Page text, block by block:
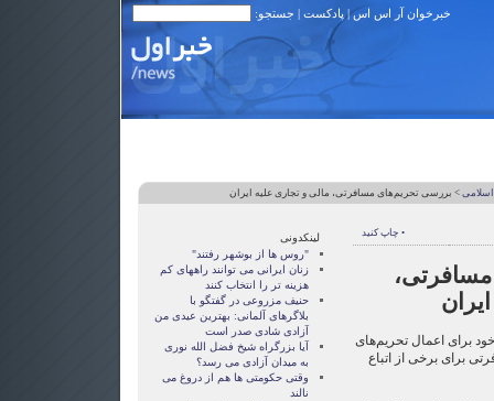
خبرخوان آر اس اس| پادکست | جستجو:
> بررسی تحریم‌های مسافرتی، مالی و تجاری علیه ایران
• چاپ کنید
برای اعمال تحریم‌های
برای برخی از اتباع
لینکدونی
"روس ها از بوشهر رفتند"
زنان ايرانی می توانند راههای کم
هزينه تر را انتخاب کنند
حنیف مزروعی در گفتگو با
بلاگرهای آلمانی: بهترین عیدی من
آزادی شادی صدر است
آيا بزرگراه شيخ فضل الله نوری
به ميدان آزادی می رسد؟
وقتی حکومتی ها هم از دروغ می
نالند